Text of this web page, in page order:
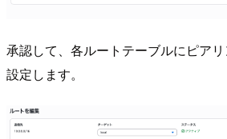
承認して、各ルートテーブルにピア
設定します。